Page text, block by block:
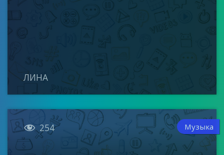
ЛИНА
 254 Музыка